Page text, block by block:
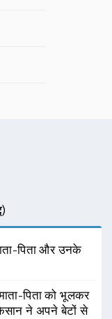
पिता और उनके
पिता को भूलकर
ने अपने बेटों से